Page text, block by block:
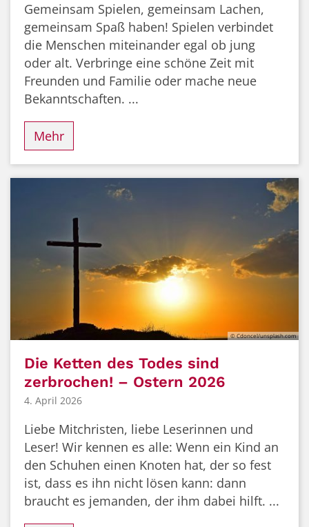
Gemeinsam Spielen, gemeinsam Lachen,
gemeinsam Spaß haben! Spielen verbindet
die Menschen miteinander egal ob jung
oder alt. Verbringe eine schöne Zeit mit
Freunden und Familie oder mache neue
Bekanntschaften. ...
Mehr
© Cdoncel/unsplash.com
Die Ketten des Todes sind
zerbrochen! – Ostern 2026
4. April 2026
Liebe Mitchristen, liebe Leserinnen und
Leser! Wir kennen es alle: Wenn ein Kind an
den Schuhen einen Knoten hat, der so fest
ist, dass es ihn nicht lösen kann: dann
braucht es jemanden, der ihm dabei hilft. ...